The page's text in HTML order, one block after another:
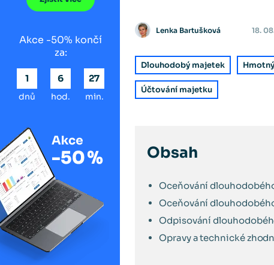
Akce -50% končí
za:
1
dnů
6
hod.
27
min.
Lenka Bartušková 18.
Dlouhodobý majetek
Účtování majetku
Obsah
Oceňování
Oceňování
Odpisování
Opravy a technické